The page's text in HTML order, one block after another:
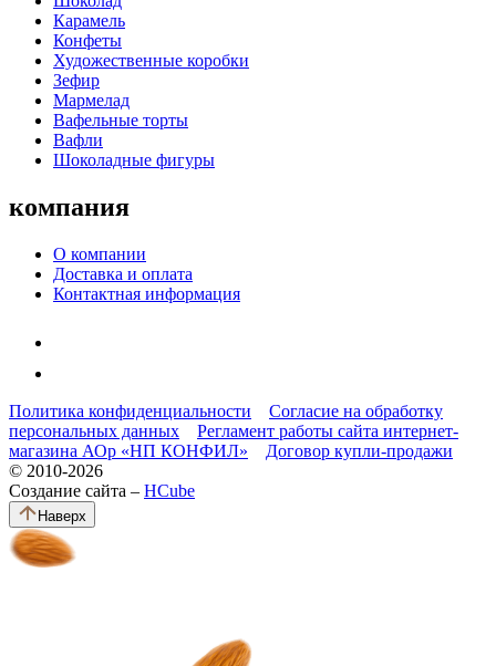
Карамель
Конфеты
Художественные коробки
Зефир
Мармелад
Вафельные торты
Вафли
Шоколадные фигуры
компания
О компании
Доставка и оплата
Контактная информация
Политика конфиденциальности
Согласие на обработку
персональных данных
Регламент работы сайта интернет-
магазина АОр «НП КОНФИЛ»
Договор купли-продажи
© 2010-2026
Создание сайта – HCube
Наверх